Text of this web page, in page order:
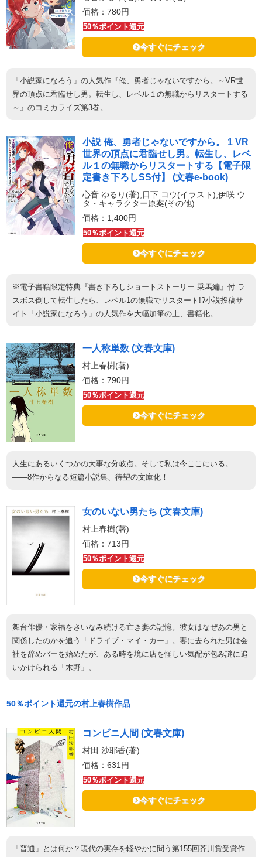
価格：780円
50％ポイント還元
今すぐにチェック
「小説家になろう」の人気作『俺、勇者じゃないですから。～VR世
界の頂点に君臨せし男。転生し、レベル１の無職からリスタートする
～』のコミカライズ第3巻。
小説 俺、勇者じゃないですから。 1 VR
世界の頂点に君臨せし男。転生し、レベ
ル１の無職からリスタートする【電子限
定書き下ろしSS付】 (文春e-book)
心音 ゆるり(著),日下 コウ(イラスト),伊咲 ウ
タ・キャラクター原案(その他)
価格：1,400円
50％ポイント還元
今すぐにチェック
※電子書籍限定特典『書き下ろしショートストーリー 乗馬編』付 ラ
スボス倒して転生したら、レベル1の無職でリスタート!?小説投稿サ
イト「小説家になろう」の人気作を大幅加筆の上、書籍化。
一人称単数 (文春文庫)
村上春樹(著)
価格：790円
50％ポイント還元
今すぐにチェック
人生にあるいくつかの大事な分岐点。そして私は今ここにいる。
――8作からなる短篇小説集、待望の文庫化！
女のいない男たち (文春文庫)
村上春樹(著)
価格：713円
50％ポイント還元
今すぐにチェック
舞台俳優・家福をさいなみ続ける亡き妻の記憶。彼女はなぜあの男と
関係したのかを追う「ドライブ・マイ・カー」。妻に去られた男は会
社を辞めバーを始めたが、ある時を境に店を怪しい気配が包み謎に追
いかけられる「木野」。
50％ポイント還元の村上春樹作品
コンビニ人間 (文春文庫)
村田 沙耶香(著)
価格：631円
50％ポイント還元
今すぐにチェック
「普通」とは何か？現代の実存を軽やかに問う第155回芥川賞受賞作